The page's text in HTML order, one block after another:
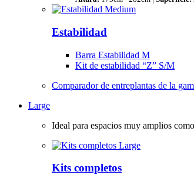
Estabilidad
Barra Estabilidad M
Kit de estabilidad “Z” S/M
Comparador de entreplantas de la
Large
Ideal para espacios muy amplios
Kits completos